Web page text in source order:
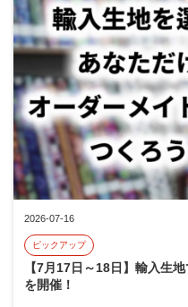
2026-07-16
ピックアップ
【7月17日～18日】輸入生
を開催！